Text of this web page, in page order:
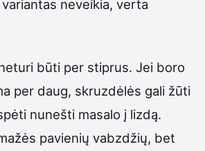
neveikia, verta
būti per stiprus. Jei boro
per daug, skruzdėlės gali žūti
nunešti masalo į lizdą.
pavienių vabzdžių, bet